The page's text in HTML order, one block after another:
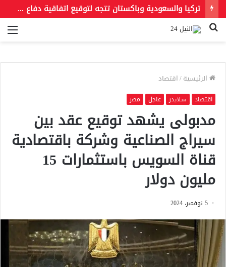
تركيا والسعودية وباكستان تتجه لتوقيع اتفاقية دفاع مشترك اليوم
بحث
الرئيسية/اقتصاد
اقتصاد سلايدر عاجل مصر
مدبولى يشهد توقيع عقد بين
سيراج الصناعية وشركة باقتصادية
قناة السويس باستثمارات 15
مليون دولار
5 نوفمبر، 2024